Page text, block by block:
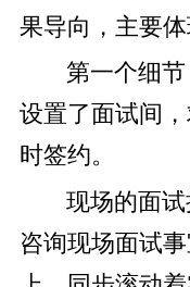
果导向，主要体
第一个细节
设置了面试间
时签约。
现场的面
咨询现场面试